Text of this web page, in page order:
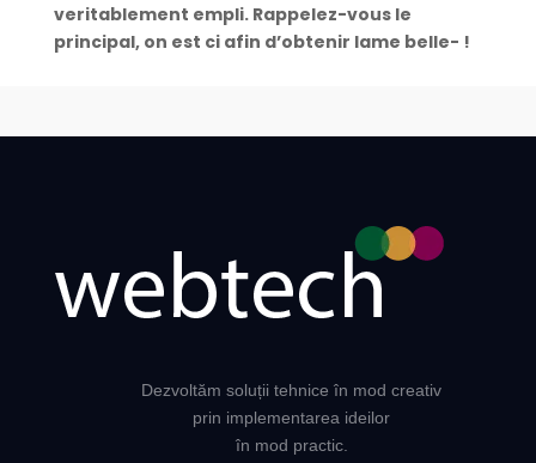
veritablement empli. Rappelez-vous le
principal, on est ci afin d’obtenir lame belle- !
Dezvoltăm soluții tehnice în mod creativ
prin implementarea ideilor
în mod practic.